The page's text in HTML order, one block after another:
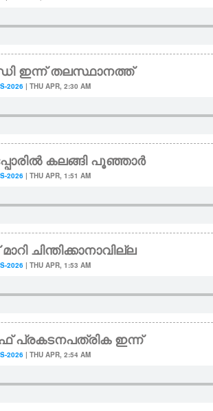
ഇന്ന് തലസ്ഥാനത്ത്
2026| THU APR, 2:30 AM
കലങ്ങി പൂഞ്ഞാർ
2026| THU APR, 1:51 AM
ചിന്തിക്കാനാവില്ല
2026| THU APR, 1:53 AM
പ്രകടനപത്രിക ഇന്ന്
2026| THU APR, 2:54 AM